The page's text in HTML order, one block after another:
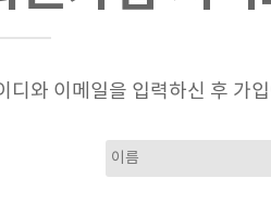
디와 이메일을 입력하신 후 가